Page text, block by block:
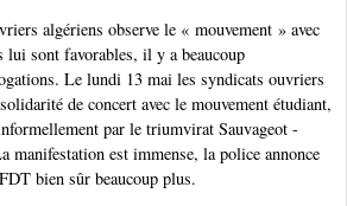
algériens observe le « mouvement » avec
lui sont favorables, il y a beaucoup
Le lundi 13 mai les syndicats ouvriers
de concert avec le mouvement étudiant,
par le triumvirat Sauvageot -
manifestation est immense, la police annonce
bien sûr beaucoup plus.